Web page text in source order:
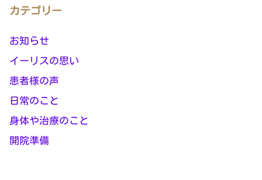
カテゴリー
お知らせ
イーリスの思い
患者様の声
日常のこと
身体や治療のこと
開院準備